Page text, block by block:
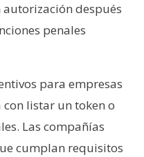
después
penales
para empresas
con listar un token o
Las compañías
cumplan requisitos